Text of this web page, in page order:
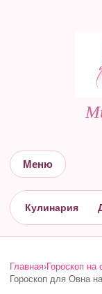
Меню
Кулинария
Главная›Гороскоп на
Гороскоп для Овна